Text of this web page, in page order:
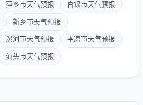
萍乡市天气预报 白银市天气预报
新乡市天气预报
漯河市天气预报 平凉市天气预报
汕头市天气预报